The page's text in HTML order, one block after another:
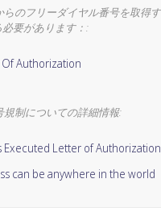
らのフリーダイヤル番号を取得
要があります：:
Authorization
規制についての詳細情報:
Executed Letter of Authorization
can be anywhere in the world